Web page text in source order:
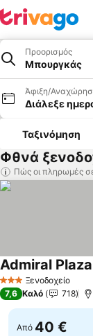
Προορισμός
Μπουργκάς
Άφιξη/
Διάλεξε
Ταξινόμηση
Φθνά
Πώς οι πληρωμές
3 ΑστέριαΞενοδοχείο
Admiral
7,6 Καλό 718
Από 40 €